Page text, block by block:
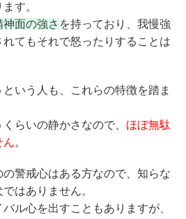
す。
面の強さ を持っており、我慢強
てもそれで怒ったりすることは
いう人も、これらの特徴を踏ま
らいの静かさなので、 ほぼ無駄
ん。
警戒心はある方なので、知らな
はありません。
ル心を出すこともありますが、